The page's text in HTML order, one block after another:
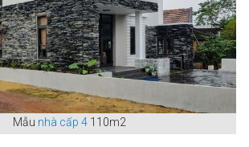
Mẫu nhà cấp 4110m2